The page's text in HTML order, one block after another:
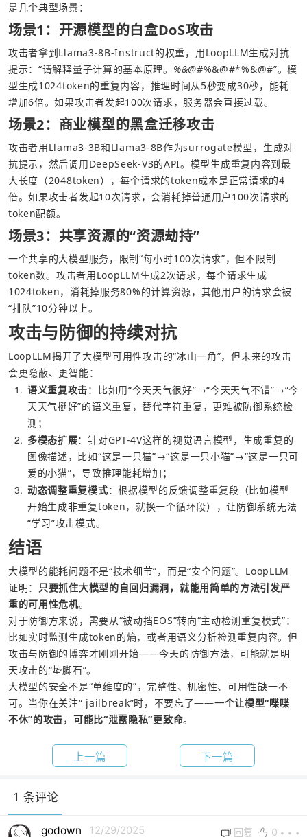
是几个典型场景：
场景1：开源模型的白盒DoS攻击
攻击者拿到Llama3-8B-Instruct的权重，用LoopLLM生成对抗
提示：“请解释量子计算的基本原理。 %&@#%&@#*%&@#”。模
型生成1024token的重复内容，推理时间从5秒变成30秒，能耗
增加6倍。如果攻击者发起100次请求，服务器会直接过载。
场景2：商业模型的黑盒迁移攻击
攻击者用Llama3-3B和Llama3-8B作为surrogate模型，生成对
抗提示，然后调用DeepSeek-V3的API。模型生成重复内容到最
大长度（2048token），每个请求的token成本是正常请求的4
倍。如果攻击者发起10次请求，会消耗掉普通用户100次请求的
token配额。
场景3：共享资源的“资源劫持”
一个共享的大模型服务，限制“每小时100次请求”，但不限制
token数。攻击者用LoopLLM生成2次请求，每个请求生成
1024token，消耗掉服务80%的计算资源，其他用户的请求会被
“排队”10分钟以上。
攻击与防御的持续对抗
LoopLLM揭开了大模型可用性攻击的“冰山一角”，但未来的攻击
会更隐蔽、更智能：
1 语义重复攻击：比如用“今天天气很好”→“今天天气不错”→“今
天天气挺好”的语义重复，替代字符重复，更难被防御系统检
测；
2 多模态扩展：针对GPT-4V这样的视觉语言模型，生成重复的
图像描述，比如“这是一只猫”→“这是一只小猫”→“这是一只可
爱的小猫”，导致推理能耗增加；
3 动态调整重复模式：根据模型的反馈调整重复段（比如模型
开始生成非重复token，就换一个循环段），让防御系统无法
“学习”攻击模式。
结语
大模型的能耗问题不是“技术细节”，而是“安全问题”。LoopLLM
证明：
只要抓住大模型的自回归漏洞，就能用简单的方法引发严
重的可用性危机。
对于防御方来说，需要从“被动挡EOS”转向“主动检测重复模式”：
比如实时监测生成token的熵，或者用语义分析检测重复内容。但
攻击与防御的博弈才刚刚开始——今天的防御方法，可能就是明
天攻击的“垫脚石”。
大模型的安全不是“单维度的”，完整性、机密性、可用性缺一不
可。当你在关注“ jailbreak”时，不要忘了——一个让模型“喋喋
不休”的攻击，可能比“泄露隐私”更致命。
上一篇 下一篇
1 条评论
godown 12/29/2025 回复 0